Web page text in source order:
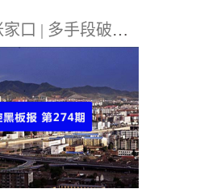
第274期 张家口 | 多手段破解掉头口交通乱象